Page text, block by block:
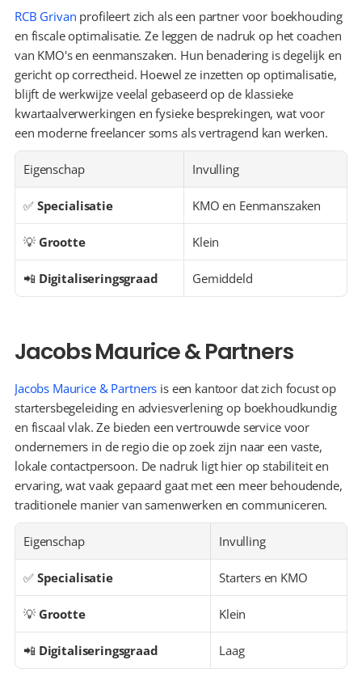
RCB Grivan profileert zich als een partner voor boekhouding
en fiscale optimalisatie. Ze leggen de nadruk op het coachen
van KMO's en eenmanszaken. Hun benadering is degelijk en
gericht op correctheid. Hoewel ze inzetten op optimalisatie,
blijft de werkwijze veelal gebaseerd op de klassieke
kwartaalverwerkingen en fysieke besprekingen, wat voor
een moderne freelancer soms als vertragend kan werken.
Eigenschap Invulling
✅ Specialisatie KMO en Eenmanszaken
💡 Grootte Klein
📲 Digitaliseringsgraad Gemiddeld
Jacobs Maurice & Partners
Jacobs Maurice & Partners is een kantoor dat zich focust op
startersbegeleiding en adviesverlening op boekhoudkundig
en fiscaal vlak. Ze bieden een vertrouwde service voor
ondernemers in de regio die op zoek zijn naar een vaste,
lokale contactpersoon. De nadruk ligt hier op stabiliteit en
ervaring, wat vaak gepaard gaat met een meer behoudende,
traditionele manier van samenwerken en communiceren.
Eigenschap Invulling
✅ Specialisatie Starters en KMO
💡 Grootte Klein
📲 Digitaliseringsgraad Laag